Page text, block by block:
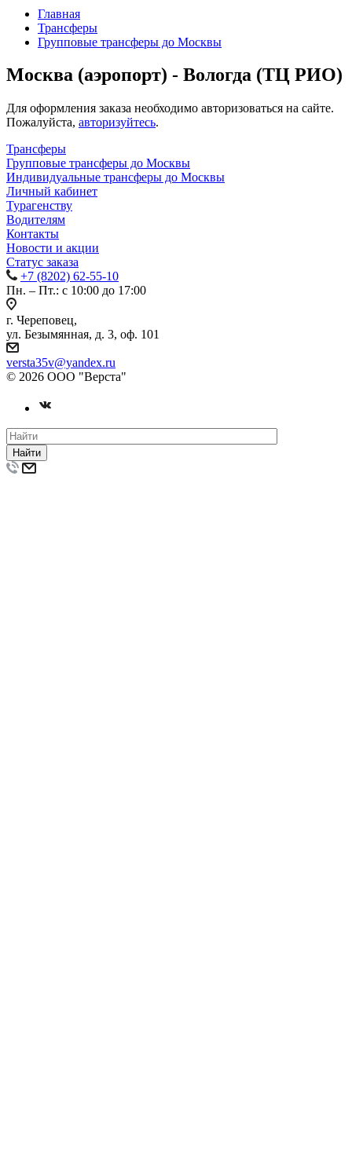
Главная
Трансферы
Групповые трансферы до Москвы
Москва (аэропорт) - Вологда (ТЦ РИО)
Для оформления заказа необходимо авторизоваться на сайте.
Пожалуйста, авторизуйтесь.
Трансферы
Групповые трансферы до Москвы
Индивидуальные трансферы до Москвы
Личный кабинет
Турагенству
Водителям
Контакты
Новости и акции
Статус заказа
+7 (8202) 62-55-10
Пн. – Пт.: с 10:00 до 17:00
г. Череповец,
ул. Безымянная, д. 3, оф. 101
versta35v@yandex.ru
© 2026 ООО "Верста"
Найти